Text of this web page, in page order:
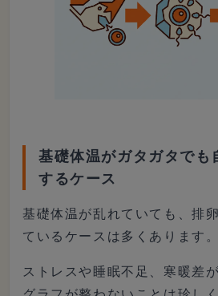
基礎体温がガタガタでも
するケース
基礎体温が乱れていても、排
ているケースは多くあります。
ストレスや睡眠不足、寒暖差